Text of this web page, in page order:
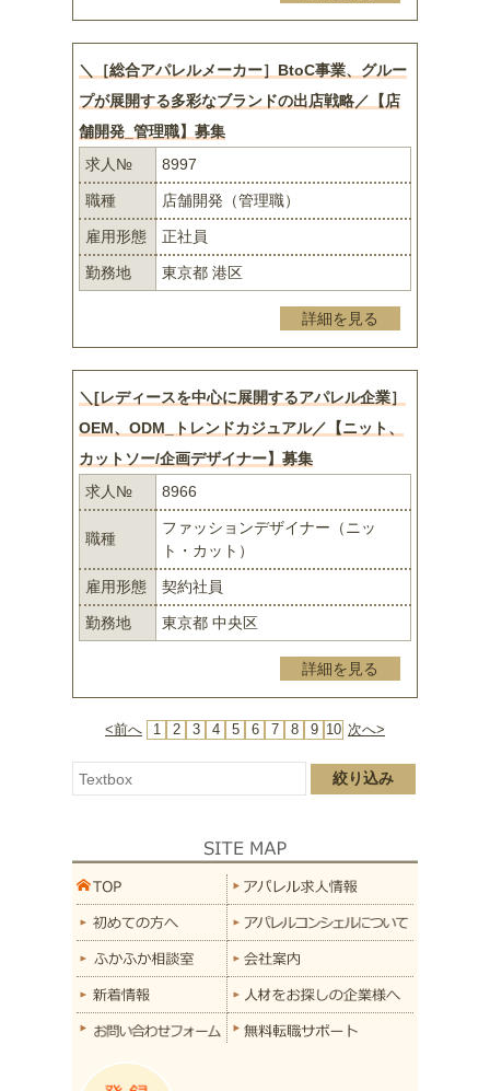
＼［総合アパレルメーカー］BtoC事業、グルー
プが展開する多彩なブランドの出店戦略／【店
舗開発_管理職】募集
求人№
8997
職種 店舗開発（管理職）
雇用形態 正社員
勤務地 東京都 港区
詳細を見る
＼[レディースを中心に展開するアパレル企業］
OEM、ODM_トレンドカジュアル／【ニット、
カットソー/企画デザイナー】募集
求人№
8966
職種
ファッションデザイナー（ニッ
ト・カット）
雇用形態 契約社員
勤務地 東京都 中央区
詳細を見る
<前へ 1 2 3 4 5 6 7 8 9 10 次へ>